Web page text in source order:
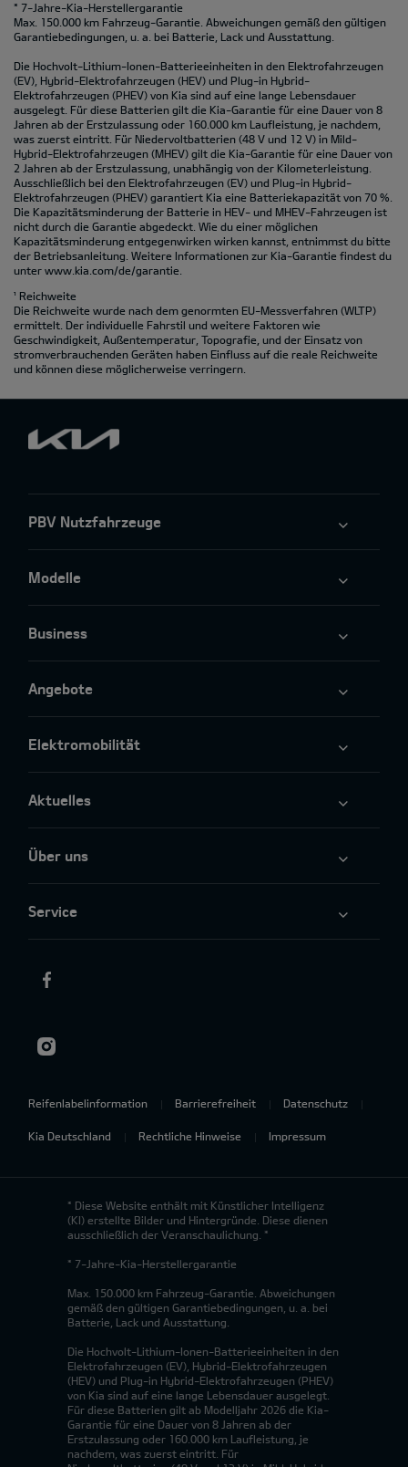
* 7-Jahre-Kia-Herstellergarantie
Max. 150.000 km Fahrzeug-Garantie. Abweichungen gemäß den gültigen
Garantiebedingungen, u. a. bei Batterie, Lack und Ausstattung.
Die Hochvolt-Lithium-Ionen-Batterieeinheiten in den Elektrofahrzeugen
(EV), Hybrid-Elektrofahrzeugen (HEV) und Plug-in Hybrid-
Elektrofahrzeugen (PHEV) von Kia sind auf eine lange Lebensdauer
ausgelegt. Für diese Batterien gilt die Kia-Garantie für eine Dauer von 8
Jahren ab der Erstzulassung oder 160.000 km Laufleistung, je nachdem,
was zuerst eintritt. Für Niedervoltbatterien (48 V und 12 V) in Mild-
Hybrid-Elektrofahrzeugen (MHEV) gilt die Kia-Garantie für eine Dauer von
2 Jahren ab der Erstzulassung, unabhängig von der Kilometerleistung.
Ausschließlich bei den Elektrofahrzeugen (EV) und Plug-in Hybrid-
Elektrofahrzeugen (PHEV) garantiert Kia eine Batteriekapazität von 70 %.
Die Kapazitätsminderung der Batterie in HEV- und MHEV-Fahrzeugen ist
nicht durch die Garantie abgedeckt. Wie du einer möglichen
Kapazitätsminderung entgegenwirken wirken kannst, entnimmst du bitte
der Betriebsanleitung. Weitere Informationen zur Kia-Garantie findest du
unter www.kia.com/de/garantie.
¹ Reichweite
Die Reichweite wurde nach dem genormten EU-Messverfahren (WLTP)
ermittelt. Der individuelle Fahrstil und weitere Faktoren wie
Geschwindigkeit, Außentemperatur, Topografie‚ und der Einsatz von
stromverbrauchenden Geräten haben Einfluss auf die reale Reichweite
und können diese möglicherweise verringern.
PBV Nutzfahrzeuge
Modelle
Business
Angebote
Elektromobilität
Aktuelles
Über uns
Service
Reifenlabelinformation Barrierefreiheit Datenschutz
Kia Deutschland Rechtliche Hinweise Impressum
* Diese Website enthält mit Künstlicher Intelligenz
(KI) erstellte Bilder und Hintergründe. Diese dienen
ausschließlich der Veranschaulichung. *
* 7-Jahre-Kia-Herstellergarantie
Max. 150.000 km Fahrzeug-Garantie. Abweichungen
gemäß den gültigen Garantiebedingungen, u. a. bei
Batterie, Lack und Ausstattung.
Die Hochvolt-Lithium-Ionen-Batterieeinheiten in den
Elektrofahrzeugen (EV), Hybrid-Elektrofahrzeugen
(HEV) und Plug-in Hybrid-Elektrofahrzeugen (PHEV)
von Kia sind auf eine lange Lebensdauer ausgelegt.
Für diese Batterien gilt ab Modelljahr 2026 die Kia-
Garantie für eine Dauer von 8 Jahren ab der
Erstzulassung oder 160.000 km Laufleistung, je
nachdem, was zuerst eintritt. Für